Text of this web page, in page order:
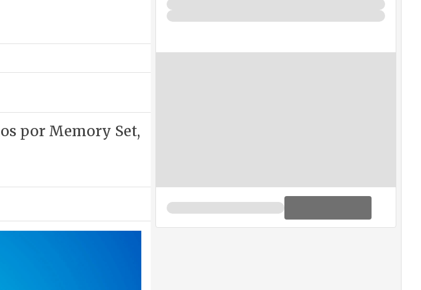
por Memory Set,